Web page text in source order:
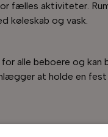
fælles aktiviteter.
køleskab og vask.
alle beboere og kan
at holde en fest